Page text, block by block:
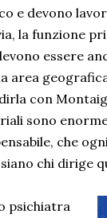
e devono
la funzione
essere
area
con
sono
che
chi dirige
psichiatra